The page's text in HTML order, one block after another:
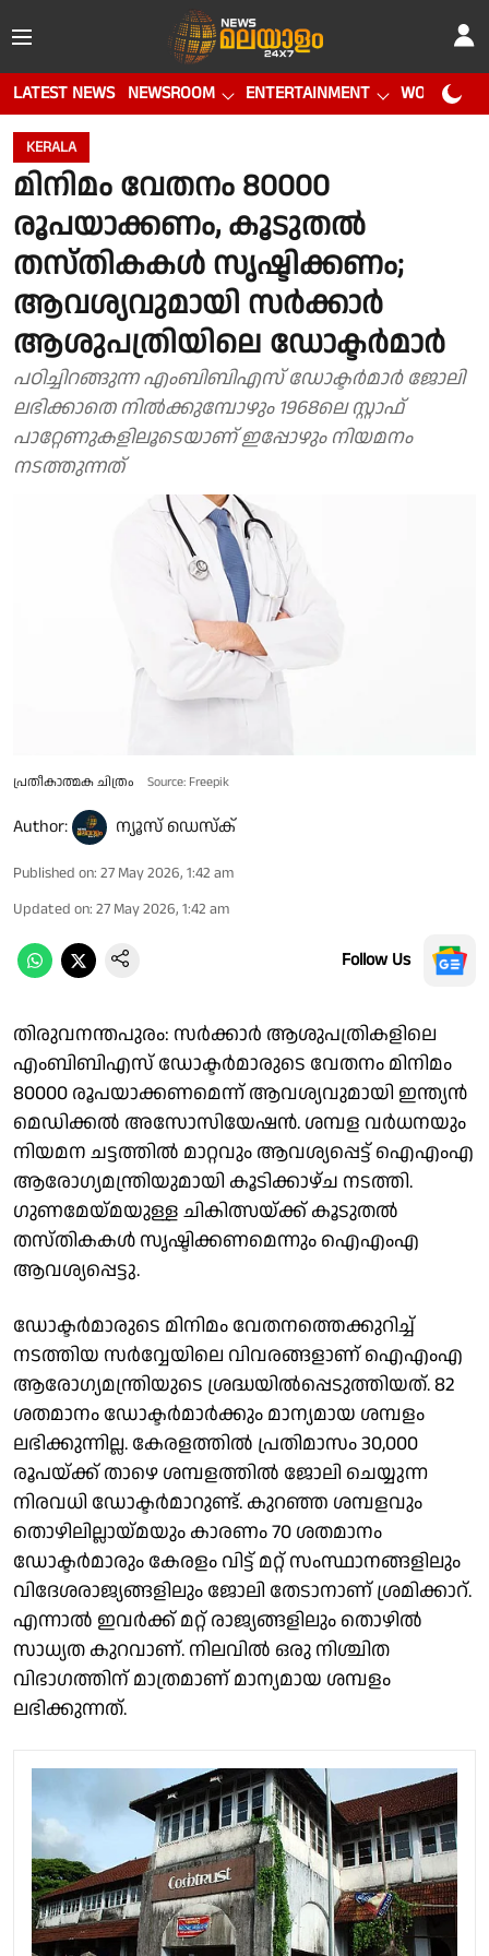
LATEST NEWS NEWSROOM ENTERTAINMENT WORLD CUP
KERALA
മിനിമം വേതനം 80000
രൂപയാക്കണം, കൂടുതൽ
തസ്തികകൾ സൃഷ്ടിക്കണം;
ആവശ്യവുമായി സർക്കാർ
ആശുപത്രിയിലെ ഡോക്ടർമാർ
പഠിച്ചിറങ്ങുന്ന എംബിബിഎസ് ഡോക്ടർമാർ ജോലി
ലഭിക്കാതെ നിൽക്കുമ്പോഴും 1968ലെ സ്റ്റാഫ്
പാറ്റേണുകളിലൂടെയാണ് ഇപ്പോഴും നിയമനം
നടത്തുന്നത്
പ്രതീകാത്മക ചിത്രം Source: Freepik
Author: ന്യൂസ് ഡെസ്ക്
Published on: 27 May 2026, 1:42 am
Updated on: 27 May 2026, 1:42 am
Follow Us
തിരുവനന്തപുരം: സർക്കാർ ആശുപത്രികളിലെ
എംബിബിഎസ് ഡോക്ടർമാരുടെ വേതനം മിനിമം
80000 രൂപയാക്കണമെന്ന് ആവശ്യവുമായി ഇന്ത്യൻ
മെഡിക്കൽ അസോസിയേഷൻ. ശമ്പള വർധനയും
നിയമന ചട്ടത്തിൽ മാറ്റവും ആവശ്യപ്പെട്ട് ഐഎംഎ
ആരോഗ്യമന്ത്രിയുമായി കൂടിക്കാഴ്ച നടത്തി.
ഗുണമേയ്മയുള്ള ചികിത്സയ്ക്ക് കൂടുതൽ
തസ്തികകൾ സൃഷ്ടിക്കണമെന്നും ഐഎംഎ
ആവശ്യപ്പെട്ടു.
ഡോക്ടർമാരുടെ മിനിമം വേതനത്തെക്കുറിച്ച്
നടത്തിയ സർവ്വേയിലെ വിവരങ്ങളാണ് ഐഎംഎ
ആരോഗ്യമന്ത്രിയുടെ ശ്രദ്ധയിൽപ്പെടുത്തിയത്. 82
ശതമാനം ഡോക്ടർമാർക്കും മാന്യമായ ശമ്പളം
ലഭിക്കുന്നില്ല. കേരളത്തിൽ പ്രതിമാസം 30,000
രൂപയ്ക്ക് താഴെ ശമ്പളത്തിൽ ജോലി ചെയ്യുന്ന
നിരവധി ഡോക്ടർമാറുണ്ട്. കുറഞ്ഞ ശമ്പളവും
തൊഴിലില്ലായ്മയും കാരണം 70 ശതമാനം
ഡോക്ടർമാരും കേരളം വിട്ട് മറ്റ് സംസ്ഥാനങ്ങളിലും
വിദേശരാജ്യങ്ങളിലും ജോലി തേടാനാണ് ശ്രമിക്കാറ്.
എന്നാൽ ഇവർക്ക് മറ്റ് രാജ്യങ്ങളിലും തൊഴിൽ
സാധ്യത കുറവാണ്. നിലവിൽ ഒരു നിശ്ചിത
വിഭാഗത്തിന് മാത്രമാണ് മാന്യമായ ശമ്പളം
ലഭിക്കുന്നത്.